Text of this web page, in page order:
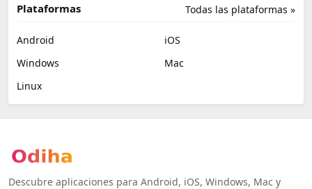
Todas las plataformas »
Plataformas
Android
iOS
Windows
Mac
Linux
Descubre aplicaciones para Android, iOS, Windows, Mac y